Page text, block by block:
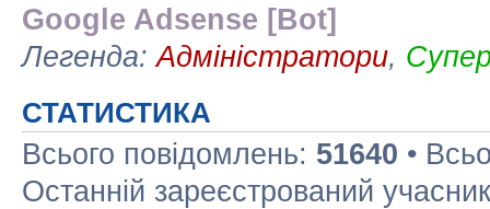
Google Adsense [Bot]
Легенда:Адміністратори,
СТАТИСТИКА
Всього повідомлень: 51640 •
Останній зареєстрований